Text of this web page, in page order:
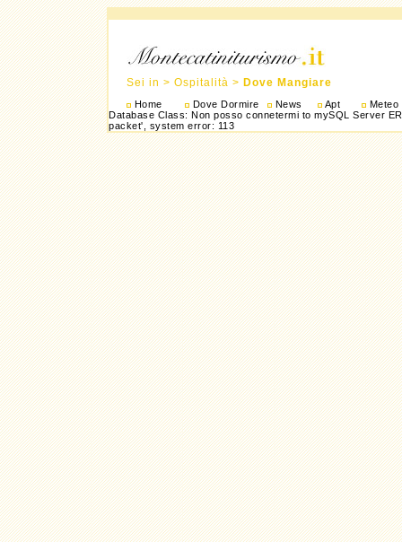
Sei in > Ospitalità > Dove Mangiare
Home Dove Dormire News Apt
Meteo
Database Class: Non posso connetermi to mySQL Server
packet', system error: 113